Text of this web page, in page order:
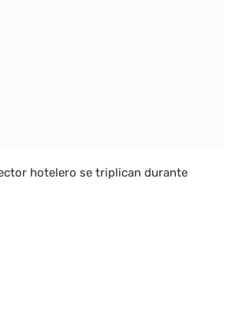
hotelero se triplican durante